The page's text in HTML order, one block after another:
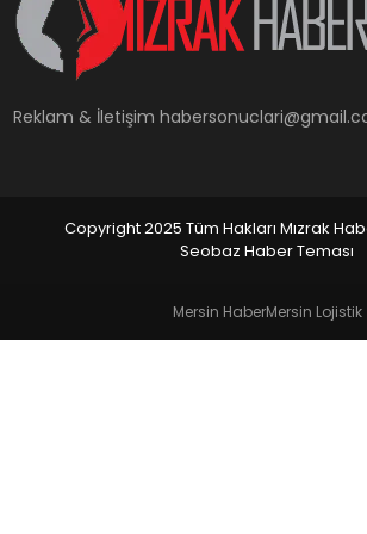
YAŞAM
Reklam & İletişim
Copyright 2025 Tüm Hakları Mızrak
Seobaz Haber Teması
Mersin HaberMersin Lojistik